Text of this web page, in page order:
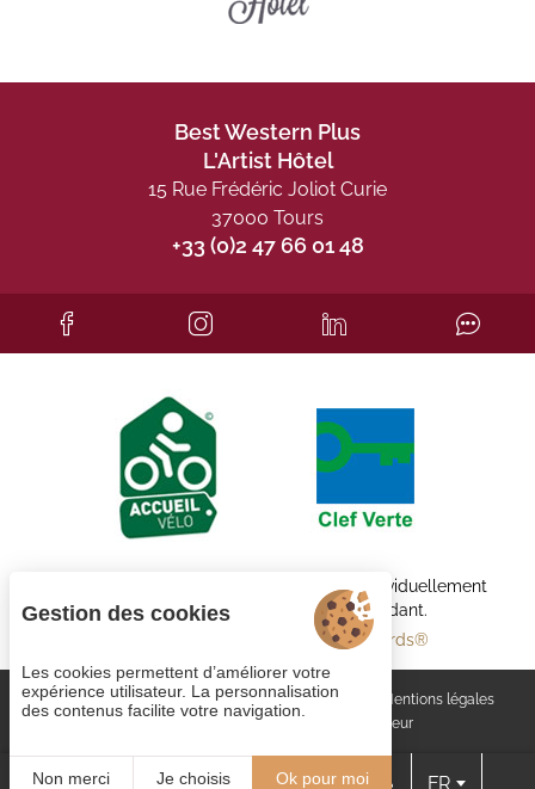
Best Western Plus
L'Artist Hôtel
15 Rue Frédéric Joliot Curie
37000 Tours
+33 (0)2 47 66 01 48
Chaque établissement BWH Hotels est individuellement
exploité par un propriétaire indépendant.
Best Western Rewards®
Gestion des cookies Rejoignez-nous CGV
Mentions légales
© 2023 Juliana Web créateur
FR
Gestion des cookies
Les cookies permettent d’améliorer votre
expérience utilisateur. La personnalisation
des contenus facilite votre navigation.
Non merci Je choisis Ok pour moi